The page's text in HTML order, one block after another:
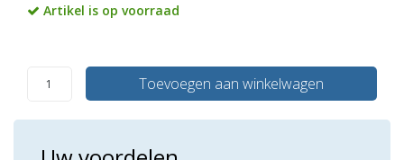
Artikel is op voorraad
Toevoegen aan winkelwagen